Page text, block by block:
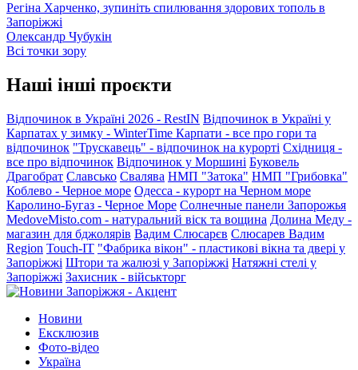
Регіна Харченко, зупиніть спилювання здорових тополь в
Запоріжжі
Олександр Чубукін
Всі точки зору
Наші інші проєкти
Відпочинок в Україні 2026 - RestIN Відпочинок в Україні у
Карпатах у зимку - WinterTime Карпати - все про гори та
відпочинок "Трускавець" - відпочинок на курорті Східниця -
все про відпочинок Відпочинок у Моршині Буковель
Драгобрат Славсько Свалява НМП "Затока" НМП "Грибовка"
Коблево - Черное море Одесса - курорт на Черном море
Каролино-Бугаз - Черное Море Солнечные панели Запорожья
MedoveMisto.com - натуральний віск та вощина Долина Меду -
магазин для бджолярів Вадим Слюсарєв Слюсарев Вадим
Region Touch-IT "Фабрика вікон" - пластикові вікна та двері у
Запоріжжі Штори та жалюзі у Запоріжжі Натяжні стелі у
Запоріжжі Захисник - військторг
Новини
Ексклюзив
Фото-відео
Україна